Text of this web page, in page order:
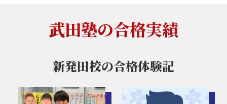
武田塾の合格実績
新発田校の合格体験記